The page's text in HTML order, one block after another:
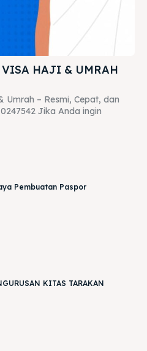
HAJI & UMRAH
Umrah – Resmi, Cepat, dan
Jika Anda ingin
Pembuatan Paspor
KITAS TARAKAN